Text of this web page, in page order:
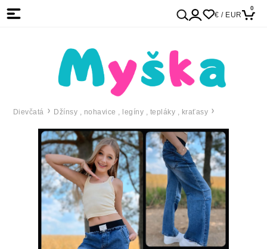
€ / EUR
0
Dievčatá Džínsy , nohavice , legíny , tepláky , kraťasy